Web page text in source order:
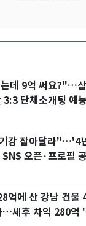
데 9억 써요?"…
단체소개팅 예
강 잡아달라"…'4
오픈·프로필
억에 산 강남 건물
…세후 차익 280억